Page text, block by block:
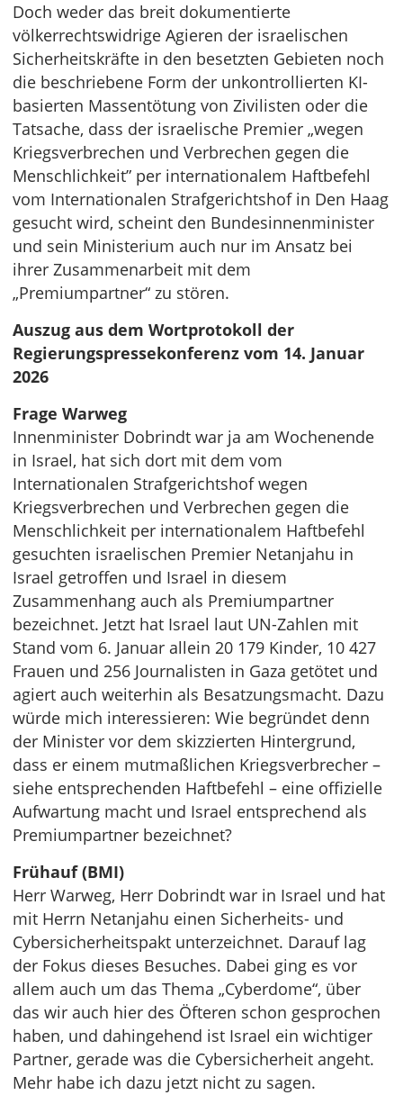
Doch weder das breit dokumentierte
völkerrechtswidrige Agieren der israelischen
Sicherheitskräfte in den besetzten Gebieten noch
die beschriebene Form der unkontrollierten KI-
basierten Massentötung von Zivilisten oder die
Tatsache, dass der israelische Premier „wegen
Kriegsverbrechen und Verbrechen gegen die
Menschlichkeit” per internationalem Haftbefehl
vom Internationalen Strafgerichtshof in Den Haag
gesucht wird, scheint den Bundesinnenminister
und sein Ministerium auch nur im Ansatz bei
ihrer Zusammenarbeit mit dem
„Premiumpartner“ zu stören.
Auszug aus dem Wortprotokoll der
Regierungspressekonferenz vom 14. Januar
2026
Frage Warweg
Innenminister Dobrindt war ja am Wochenende
in Israel, hat sich dort mit dem vom
Internationalen Strafgerichtshof wegen
Kriegsverbrechen und Verbrechen gegen die
Menschlichkeit per internationalem Haftbefehl
gesuchten israelischen Premier Netanjahu in
Israel getroffen und Israel in diesem
Zusammenhang auch als Premiumpartner
bezeichnet. Jetzt hat Israel laut UN-Zahlen mit
Stand vom 6. Januar allein 20 179 Kinder, 10 427
Frauen und 256 Journalisten in Gaza getötet und
agiert auch weiterhin als Besatzungsmacht. Dazu
würde mich interessieren: Wie begründet denn
der Minister vor dem skizzierten Hintergrund,
dass er einem mutmaßlichen Kriegsverbrecher –
siehe entsprechenden Haftbefehl – eine offizielle
Aufwartung macht und Israel entsprechend als
Premiumpartner bezeichnet?
Frühauf (BMI)
Herr Warweg, Herr Dobrindt war in Israel und hat
mit Herrn Netanjahu einen Sicherheits- und
Cybersicherheitspakt unterzeichnet. Darauf lag
der Fokus dieses Besuches. Dabei ging es vor
allem auch um das Thema „Cyberdome“, über
das wir auch hier des Öfteren schon gesprochen
haben, und dahingehend ist Israel ein wichtiger
Partner, gerade was die Cybersicherheit angeht.
Mehr habe ich dazu jetzt nicht zu sagen.